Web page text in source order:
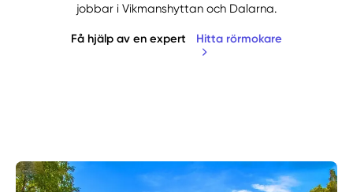
jobbar i Vikmanshyttan och Dalarna.
Få hjälp av en expert Hitta rörmokare